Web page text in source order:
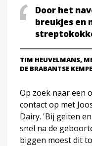
Door het
breukjes en
TIM HEUVELMANS,
DE BRABANTSE
Op zoek naar een
contact op met
Dairy. 'Bij geiten
snel na de
biggen moest dit